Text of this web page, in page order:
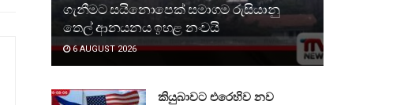
ගැනීමට සයිනොපෙක් සමාගම රුසියානු
තෙල් ආනයනය ඉහළ නංවයි
6 AUGUST 2026
කියුබාවට එරෙහිව නව